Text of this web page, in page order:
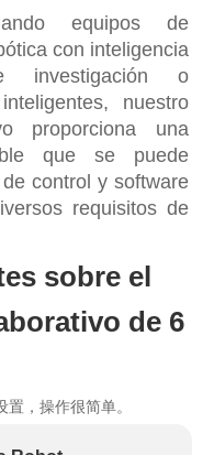
equipos de
con inteligencia
investigación o
nuestro
proporciona una
que se puede
control y software
requisitos de
sobre el
de 6
，操作很简单。